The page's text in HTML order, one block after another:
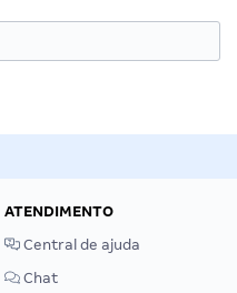
ATENDIMENTO
Central de ajuda
Chat